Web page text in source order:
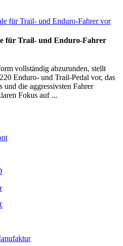
für Trail- und Enduro-Fahrer
vollständig abzurunden, stellt
Enduro- und Trail-Pedal vor, das
die aggressivsten Fahrer
Fokus auf ...